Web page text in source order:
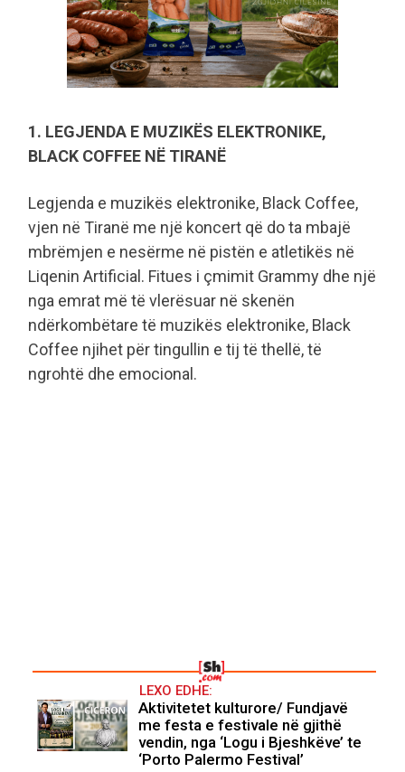
1. LEGJENDA E MUZIKËS ELEKTRONIKE,
BLACK COFFEE NË TIRANË
Legjenda e muzikës elektronike, Black Coffee,
vjen në Tiranë me një koncert që do ta mbajë
mbrëmjen e nesërme në pistën e atletikës në
Liqenin Artificial. Fitues i çmimit Grammy dhe një
nga emrat më të vlerësuar në skenën
ndërkombëtare të muzikës elektronike, Black
Coffee njihet për tingullin e tij të thellë, të
ngrohtë dhe emocional.
LEXO EDHE:
Aktivitetet kulturore/ Fundjavë
me festa e festivale në gjithë
vendin, nga ‘Logu i Bjeshkëve’ te
‘Porto Palermo Festival’